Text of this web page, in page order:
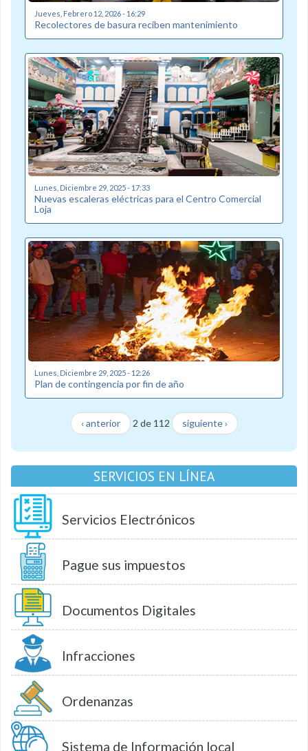
Jueves, Febrero 12, 2026 - 16:29
Recolectores de basura reciben mantenimiento
Lunes, Diciembre 29, 2025 - 17:33
Nuevas escaleras eléctricas para el Centro Comercial
Loja
Lunes, Diciembre 29, 2025 - 12:26
Plan de contingencia por fin de año
‹ anterior 2 de 112 siguiente ›
SERVICIOS EN LÍNEA
Servicios Electrónicos
Pague sus impuestos
Documentos Digitales
Infracciones
Ordenanzas
Sistema de Información local